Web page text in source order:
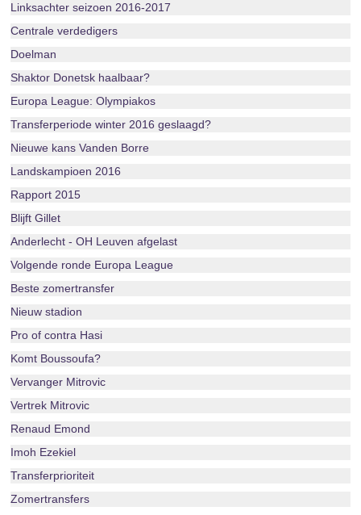
Linksachter seizoen 2016-2017
Centrale verdedigers
Doelman
Shaktor Donetsk haalbaar?
Europa League: Olympiakos
Transferperiode winter 2016 geslaagd?
Nieuwe kans Vanden Borre
Landskampioen 2016
Rapport 2015
Blijft Gillet
Anderlecht - OH Leuven afgelast
Volgende ronde Europa League
Beste zomertransfer
Nieuw stadion
Pro of contra Hasi
Komt Boussoufa?
Vervanger Mitrovic
Vertrek Mitrovic
Renaud Emond
Imoh Ezekiel
Transferprioriteit
Zomertransfers